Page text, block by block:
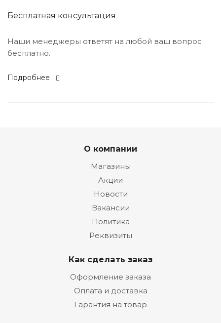
Бесплатная консультация
Наши менеджеры ответят на любой ваш вопрос
бесплатно.
Подробнее
О компании
Магазины
Акции
Новости
Вакансии
Политика
Реквизиты
Как сделать заказ
Оформление заказа
Оплата и доставка
Гарантия на товар